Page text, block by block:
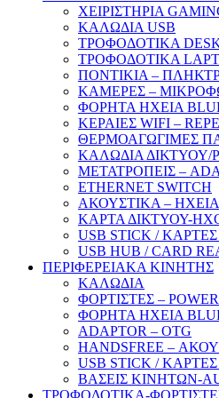
ΧΕΙΡΙΣΤΗΡΙΑ
ΚΑΛΩΔΙΑ USB
ΤΡΟΦΟΔΟΤΙΚΑ
ΤΡΟΦΟΔΟΤΙΚΑ
ΠΟΝΤΙΚΙΑ –
ΚΑΜΕΡΕΣ –
ΦΟΡΗΤΑ ΗΧΕΙΑ
ΚΕΡΑΙΕΣ WIFI –
ΘΕΡΜΟΑΓΩΓΙΜΕΣ
ΚΑΛΩΔΙΑ ΔΙΚΤΥΟΥ/
ΜΕΤΑΤΡΟΠΕΙΣ –
ETHERNET SWITCH
ΑΚΟΥΣΤΙΚΑ –
ΚΑΡΤΑ ΔΙΚΤΥΟΥ-
USB STICK / ΚΑΡΤΕΣ
USB HUB / CARD
ΠΕΡΙΦΕΡΕΙΑΚΑ ΚΙΝΗΤΗΣ
ΚΑΛΩΔΙΑ
ΦΟΡΤΙΣΤΕΣ –
ΦΟΡΗΤΑ ΗΧΕΙΑ
ADAPTOR – ΟΤG
HANDSFREE –
USB STICK / ΚΑΡΤΕΣ
ΒΑΣΕΙΣ ΚΙΝΗΤΩΝ-
ΤΡΟΦΟΔΟΤΙΚΑ-